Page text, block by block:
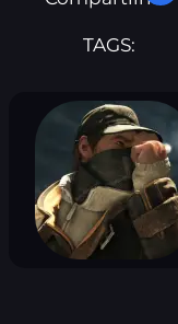
TAGS: